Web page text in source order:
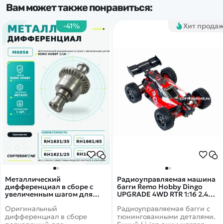
Вам может также понравиться:
Хит
Радиоуправляемая машина
багги Remo Hobby Dingo
UPGRADE 4WD RTR 1:16 2.4G -
Радиоуправляемая багги с
тюнингованными деталями.
-41%
Металлический
дифференциал в сборе с
увеличенным шагом для
Оригинальный
дифференциал в сборе